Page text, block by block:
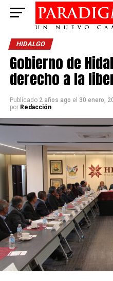
HIDALGO
Gobierno de
derecho a la
Publicado 2 años ago el 30 enero,
por Redacción